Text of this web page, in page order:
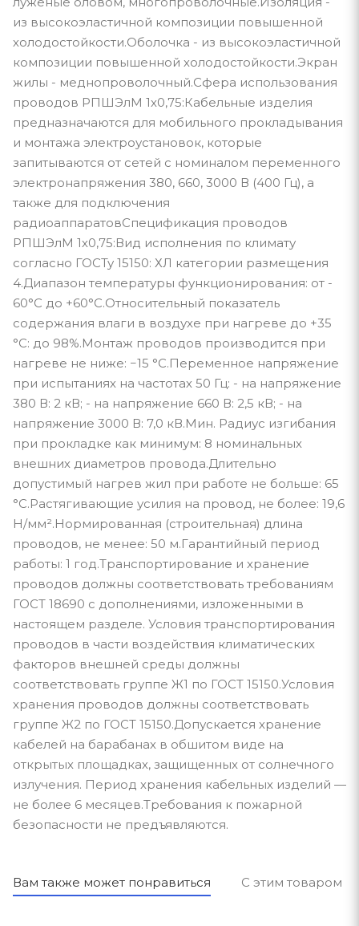
из высокоэластичной композиции повышенной
холодостойкости.Оболочка - из высокоэластичной
композиции повышенной холодостойкости.Экран
жилы - меднопроволочный.Сфера использования
проводов РПШЭлМ 1х0,75:Кабельные изделия
предназначаются для мобильного прокладывания
и монтажа электроустановок, которые
запитываются от сетей с номиналом переменного
электронапряжения 380, 660, 3000 В (400 Гц), а
также для подключения
радиоаппаратовСпецификация проводов
РПШЭлМ 1х0,75:Вид исполнения по климату
согласно ГОСТу 15150: ХЛ категории размещения
4.Диапазон температуры функционирования: от -
60°С до +60°С.Относительный показатель
содержания влаги в воздухе при нагреве до +35
°С: до 98%.Монтаж проводов производится при
нагреве не ниже: −15 °С.Переменное напряжение
при испытаниях на частотах 50 Гц: - на напряжение
380 В: 2 кВ; - на напряжение 660 В: 2,5 кВ; - на
напряжение 3000 В: 7,0 кВ.Мин. Радиус изгибания
при прокладке как минимум: 8 номинальных
внешних диаметров провода.Длительно
допустимый нагрев жил при работе не больше: 65
°С.Растягивающие усилия на провод, не более: 19,6
Н/мм².Нормированная (строительная) длина
проводов, не менее: 50 м.Гарантийный период
работы: 1 год.Транспортирование и хранение
проводов должны соответствовать требованиям
ГОСТ 18690 с дополнениями, изложенными в
настоящем разделе. Условия транспортирования
проводов в части воздействия климатических
факторов внешней среды должны
соответствовать группе Ж1 по ГОСТ 15150.Условия
хранения проводов должны соответствовать
группе Ж2 по ГОСТ 15150.Допускается хранение
кабелей на барабанах в обшитом виде на
открытых площадках, защищенных от солнечного
излучения. Период хранения кабельных изделий —
не более 6 месяцев.Требования к пожарной
безопасности не предъявляются.
Вам также может понравиться С этим товаром